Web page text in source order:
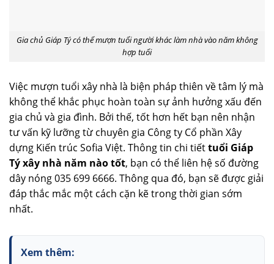
Gia chủ Giáp Tý có thể mượn tuổi người khác làm nhà vào năm không
hợp tuổi
Việc mượn tuổi xây nhà là biện pháp thiên về tâm lý mà
không thể khắc phục hoàn toàn sự ảnh hưởng xấu đến
gia chủ và gia đình. Bởi thế, tốt hơn hết bạn nên nhận
tư vấn kỹ lưỡng từ chuyên gia Công ty Cổ phần Xây
dựng Kiến trúc Sofia Việt. Thông tin chi tiếttuổi Giáp
Tý xây nhà năm nào tốt, bạn có thể liên hệ số đường
dây nóng 035 699 6666. Thông qua đó, bạn sẽ được giải
đáp thắc mắc một cách cặn kẽ trong thời gian sớm
nhất.
Xem thêm: